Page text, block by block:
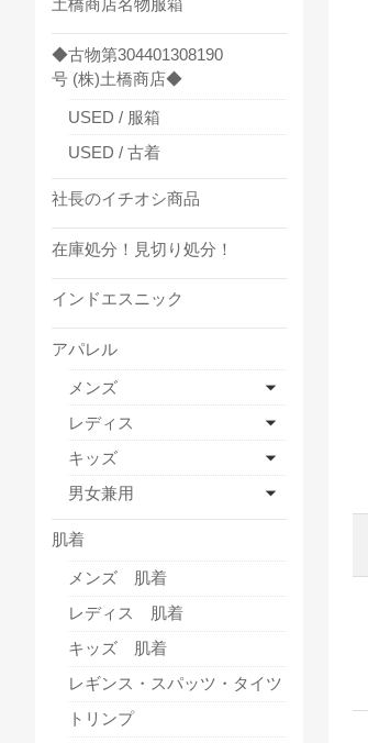
土橋商店名物服箱
◆古物第304401308190
号 (株)土橋商店◆
USED / 服箱
USED / 古着
社長のイチオシ商品
在庫処分！見切り処分！
インドエスニック
アパレル
メンズ
レディス
キッズ
男女兼用
肌着
メンズ 肌着
レディス 肌着
キッズ 肌着
レギンス・スパッツ・タイツ
トリンプ